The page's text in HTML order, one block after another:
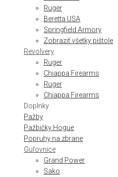
Ruger
Beretta USA
Springfield Armory
Zobraziť všetky pištole
Revolvery
Ruger
Chiappa Firearms
Ruger
Chiappa Firearms
Doplnky
Pažby
Pažbičky Hogue
Popruhy na zbrane
Guľovnice
Grand Power
Sako